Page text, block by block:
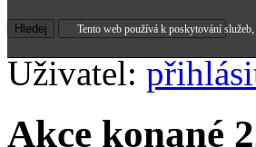
Uživatel:
Akce konané
Tento web používá k poskytování